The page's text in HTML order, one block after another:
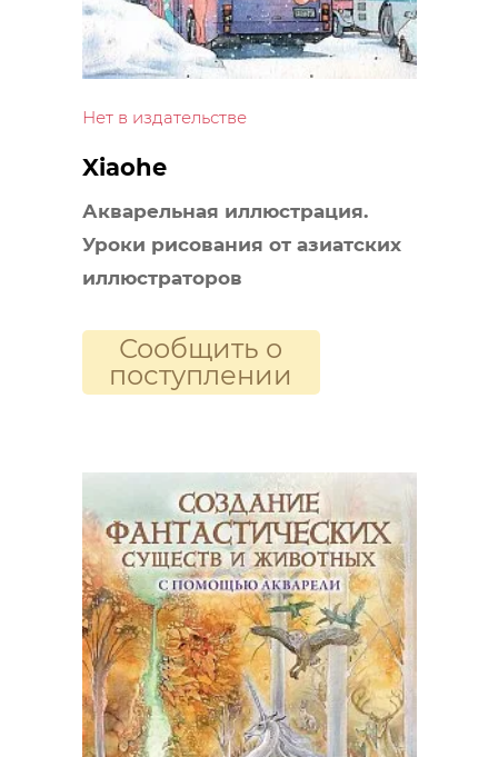
Нет в издательстве
Xiaohe
Акварельная иллюстрация.
Уроки рисования от азиатских
иллюстраторов
Сообщить о
поступлении